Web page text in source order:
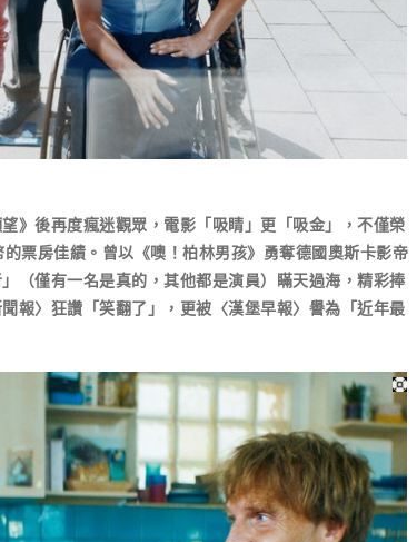
》後再度瘋迷觀眾，電影「吸睛」更「吸金」，不僅榮
票房佳績。曾以《噢！柏林男孩》勇奪德國奧斯卡影帝
（僅有一名是真的，其他都是演員）瞞天過海，精彩捧
報〉狂讚「笑翻了」，更被〈漢堡早報〉譽為「近年最